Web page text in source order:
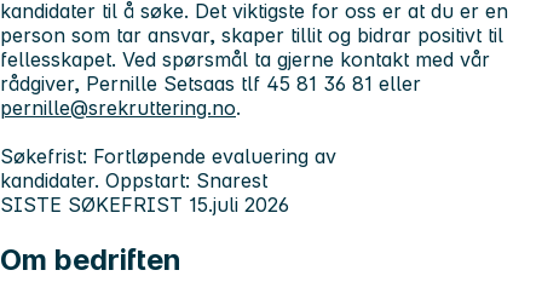
kandidater til å søke. Det viktigste for oss er at du er en
person som tar ansvar, skaper tillit og bidrar positivt til
fellesskapet. Ved spørsmål ta gjerne kontakt med vår
rådgiver, Pernille Setsaas tlf 45 81 36 81 eller
pernille@srekruttering.no.
Søkefrist: Fortløpende evaluering av
kandidater. Oppstart: Snarest
SISTE SØKEFRIST 15.juli 2026
Om bedriften